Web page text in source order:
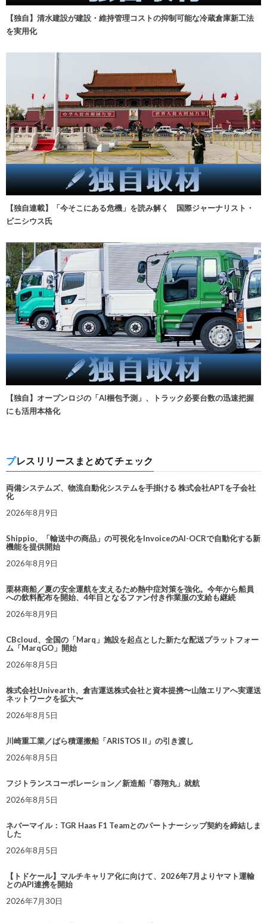
【独自】清水建設が建設・維持管理コストの抑制可能な冷蔵倉庫新工法
を実用化
【独自連載】「今そこにある危機」を読み解く 国際ジャーナリスト・
ビニシウス氏
【独自】オープンロジの「AI梱包予測」、トラック必要台数の迅速把握
にも活用本格化
プレスリリースまとめてチェック
両備システムズ、物流自動化システムを手掛ける 株式会社APTを子会社
化
2026年8月9日
Shippio、「輸送中の商品」の可視化をInvoiceのAI-OCRで自動化する新
機能を提供開始
2026年8月9日
栗林商船／夏の安全運航を支えるため熱中症対策を強化。今年から船員
への飲料配布を開始、4年目となるファン付き作業服の支給も継続
2026年8月9日
CBcloud、全国の「Marq」施設を起点とした新たな配送プラットフォー
ム「MarqGO」開始
2026年8月5日
株式会社Univearth、倉吉運送株式会社と資本提携〜山陰エリアへ実運送
ネットワークを拡大〜
2026年8月5日
川崎重工業／ばら積運搬船「ARISTOS II」の引き渡し
2026年8月5日
フジトランスコーポレーション／新造船「蓉翔丸」就航
2026年8月5日
ネバーマイル：TGR Haas F1 Teamとのパートナーシップ契約を締結しま
した
2026年8月5日
【トドケール】マルチキャリア化に向けて、2026年7月よりヤマト運輸
とのAPI連携を開始
2026年7月30日